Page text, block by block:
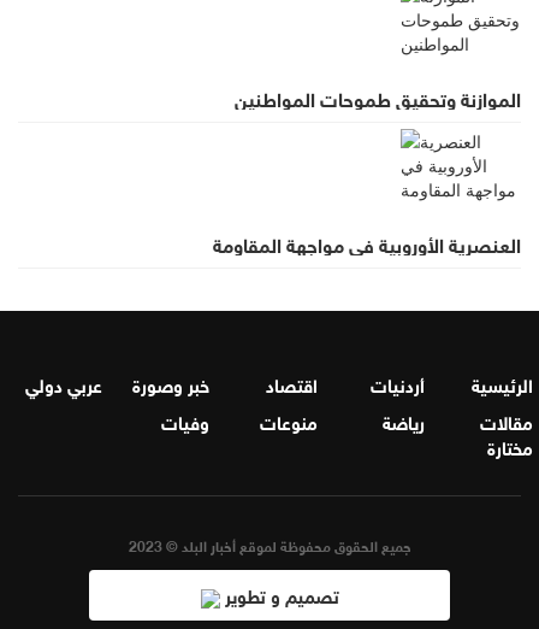
الموازنة وتحقيق طموحات المواطنين
العنصرية الأوروبية في مواجهة المقاومة
الرئيسية أردنيات اقتصاد خبر وصورة
عربي دولي
مقالات
مختارة
رياضة منوعات وفيات
جميع الحقوق محفوظة لموقع أخبار البلد © 2023
تصميم و تطوير